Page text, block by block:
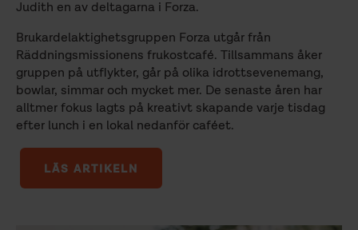
Judith en av deltagarna i Forza.
Brukardelaktighetsgruppen Forza utgår från
Räddningsmissionens frukostcafé. Tillsammans åker
gruppen på utflykter, går på olika idrottsevenemang,
bowlar, simmar och mycket mer. De senaste åren har
alltmer fokus lagts på kreativt skapande varje tisdag
efter lunch i en lokal nedanför caféet.
LÄS ARTIKELN